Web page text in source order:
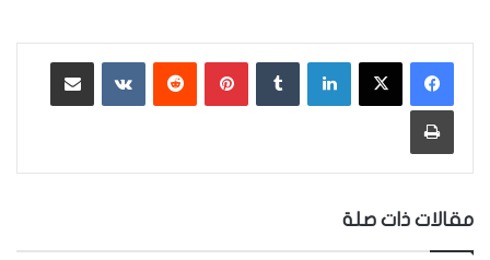
لينكدإن بينتيريست ‏VKontakte
طباعة
مقالات ذات صلة